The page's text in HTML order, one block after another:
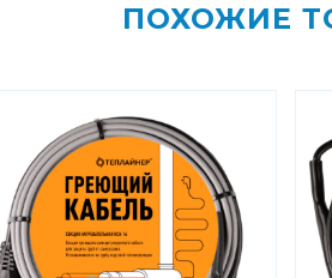
ПОХОЖИЕ